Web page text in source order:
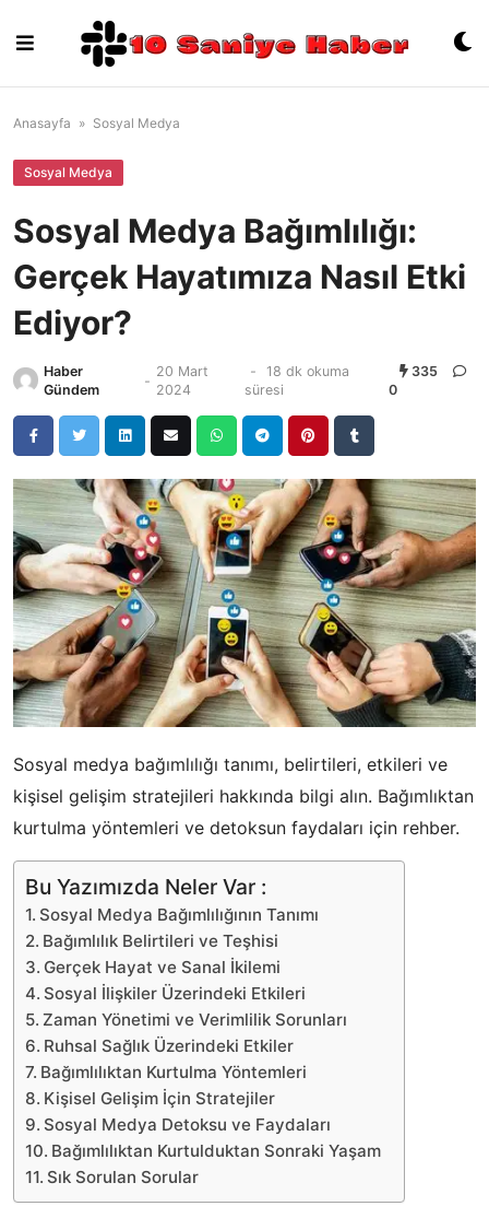
content
Anasayfa » Sosyal Medya
Sosyal Medya
Sosyal Medya Bağımlılığı:
Gerçek Hayatımıza Nasıl Etki
Ediyor?
Haber
Gündem
-
20 Mart
2024
-
18 dk okuma
süresi
335
0
Sosyal medya bağımlılığı tanımı, belirtileri, etkileri ve
kişisel gelişim stratejileri hakkında bilgi alın. Bağımlıktan
kurtulma yöntemleri ve detoksun faydaları için rehber.
Bu Yazımızda Neler Var :
Sosyal Medya Bağımlılığının Tanımı
Bağımlılık Belirtileri ve Teşhisi
Gerçek Hayat ve Sanal İkilemi
Sosyal İlişkiler Üzerindeki Etkileri
Zaman Yönetimi ve Verimlilik Sorunları
Ruhsal Sağlık Üzerindeki Etkiler
Bağımlılıktan Kurtulma Yöntemleri
Kişisel Gelişim İçin Stratejiler
Sosyal Medya Detoksu ve Faydaları
Bağımlılıktan Kurtulduktan Sonraki Yaşam
Sık Sorulan Sorular